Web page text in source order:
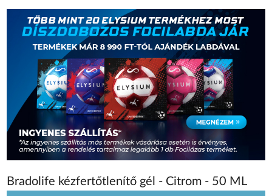
Bradolife kézfertőtlenítő gél - Citrom - 50 ML